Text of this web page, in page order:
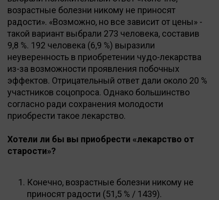
возрастные болезни никому не приносят
радости». «Возможно, но все зависит от цены» -
такой вариант выбрали 273 человека, составив
9,8 %. 192 человека (6,9 %) выразили
неуверенность в приобретении чудо-лекарства
из-за возможности проявления побочных
эффектов. Отрицательный ответ дали около 20 %
участников соцопроса. Однако большинство
согласно ради сохранения молодости
приобрести такое лекарство.
Хотели ли бы вы приобрести «лекарство от
старости»?
Конечно, возрастные болезни никому не
приносят радости (51,5 % / 1439).